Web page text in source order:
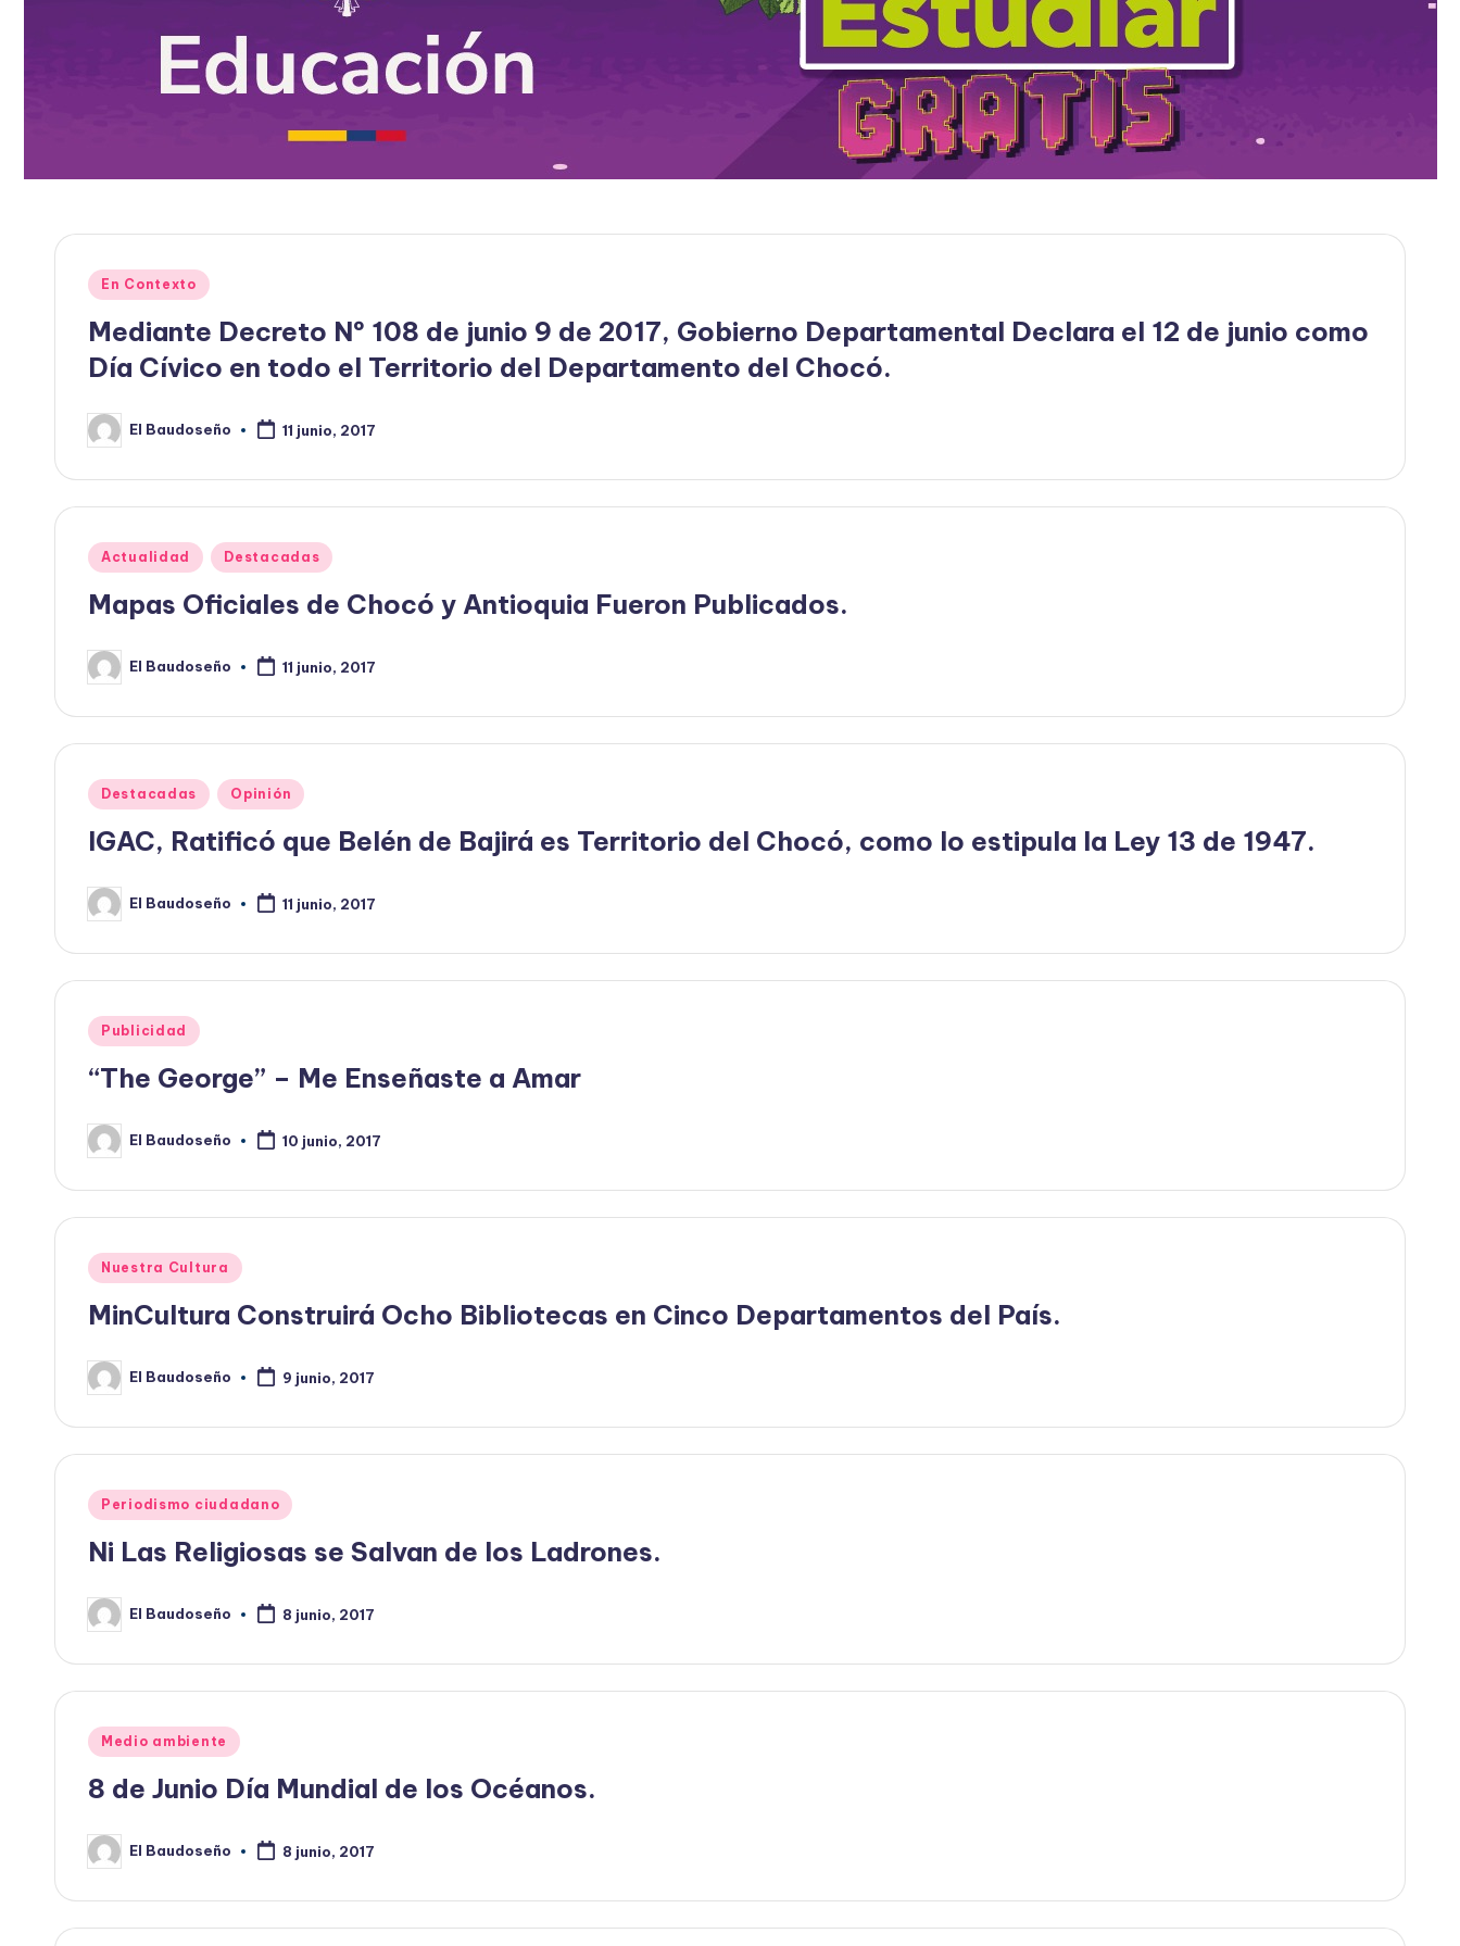
Publicado
En Contexto
Mediante Decreto Nº 108 de junio 9 de 2017, Gobierno Departamental Declara el 12 de junio como
Día Cívico en todo el Territorio del Departamento del Chocó.
Publicado
por
El Baudoseño 11 junio, 2017
Publicado
Actualidad Destacadas
Mapas Oficiales de Chocó y Antioquia Fueron Publicados.
Publicado
por
El Baudoseño 11 junio, 2017
Publicado
Destacadas Opinión
IGAC, Ratificó que Belén de Bajirá es Territorio del Chocó, como lo estipula la Ley 13 de 1947.
Publicado
por
El Baudoseño 11 junio, 2017
Publicado
Publicidad
“The George” – Me Enseñaste a Amar
Publicado
por
El Baudoseño 10 junio, 2017
Publicado
Nuestra Cultura
MinCultura Construirá Ocho Bibliotecas en Cinco Departamentos del País.
Publicado
por
El Baudoseño 9 junio, 2017
Publicado
Periodismo ciudadano
Ni Las Religiosas se Salvan de los Ladrones.
Publicado
por
El Baudoseño 8 junio, 2017
Publicado
Medio ambiente
8 de Junio Día Mundial de los Océanos.
Publicado
por
El Baudoseño 8 junio, 2017